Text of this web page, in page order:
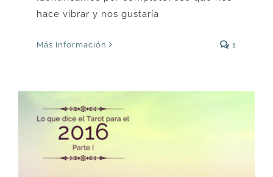
hace vibrar y nos gustaría
Más información 1